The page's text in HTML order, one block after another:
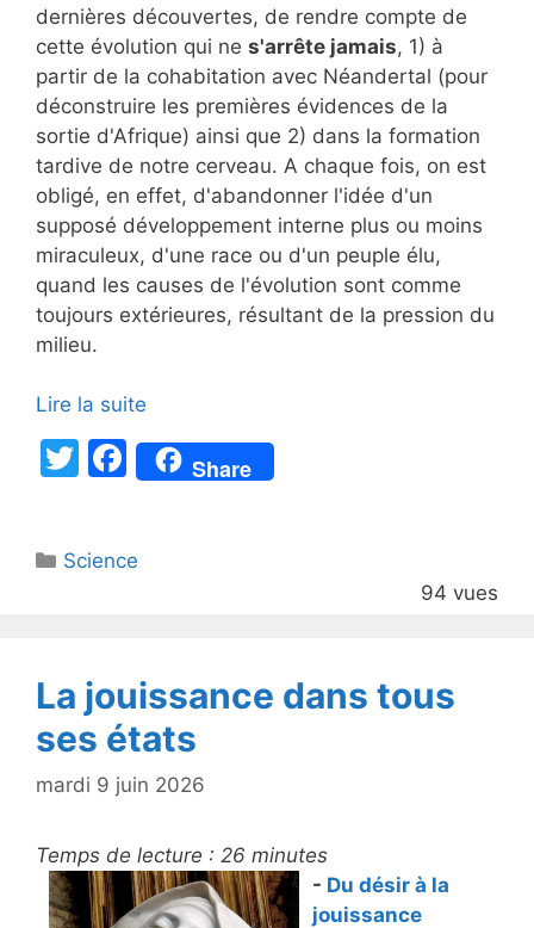
dernières découvertes, de rendre compte de
cette évolution qui ne s'arrête jamais, 1) à
partir de la cohabitation avec Néandertal (pour
déconstruire les premières évidences de la
sortie d'Afrique) ainsi que 2) dans la formation
tardive de notre cerveau. A chaque fois, on est
obligé, en effet, d'abandonner l'idée d'un
supposé développement interne plus ou moins
miraculeux, d'une race ou d'un peuple élu,
quand les causes de l'évolution sont comme
toujours extérieures, résultant de la pression du
milieu.
Lire la suite
T
er
F
a
e
o
k
Share
Catégories
Science
94 vues
La jouissance dans tous
ses états
mardi 9 juin 2026
Temps de lecture : 26 minutes
- Du désir à la
jouissance